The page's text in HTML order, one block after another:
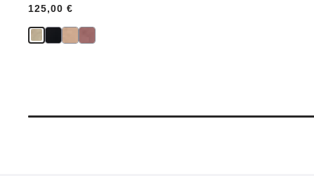
Price:
125,00 €